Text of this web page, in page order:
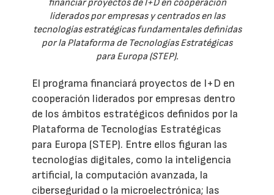
financiar proyectos de I+D en cooperación
liderados por empresas y centrados en las
tecnologías estratégicas fundamentales definidas
por la Plataforma de Tecnologías Estratégicas
para Europa (STEP).
El programa financiará proyectos de I+D en
cooperación liderados por empresas dentro
de los ámbitos estratégicos definidos por la
Plataforma de Tecnologías Estratégicas
para Europa (STEP). Entre ellos figuran las
tecnologías digitales, como la inteligencia
artificial, la computación avanzada, la
ciberseguridad o la microelectrónica; las